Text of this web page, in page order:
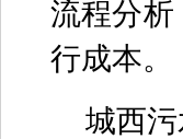
流程分析
行成本。
城西